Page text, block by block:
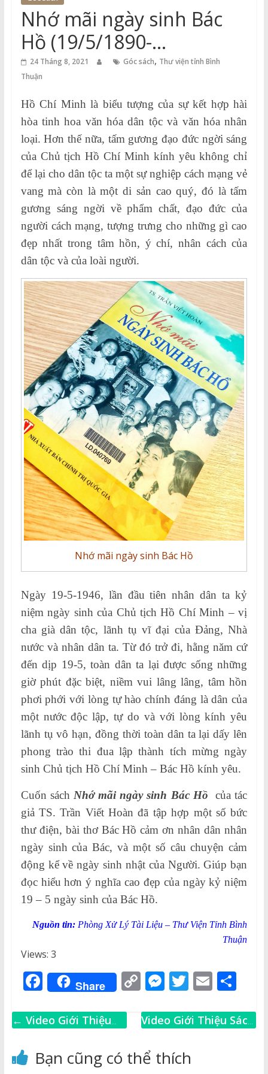
Thuận
Cổng
Vào
Tri
Thức
Nhớ mãi ngày sinh Bác
Hồ (19/5/1890-
19/5/2020)
24 Tháng 8, 2021 Góc sách, Thư viện tỉnh Bình
Thuận
Hồ Chí Minh là biểu tượng của sự kết hợp hài
hòa tinh hoa văn hóa dân tộc và văn hóa nhân
loại. Hơn thế nữa, tấm gương đạo đức ngời sáng
của Chủ tịch Hồ Chí Minh kính yêu không chỉ
để lại cho dân tộc ta một sự nghiệp cách mạng vẻ
vang mà còn là một di sản cao quý, đó là tấm
gương sáng ngời về phẩm chất, đạo đức của
người cách mạng, tượng trưng cho những gì cao
đẹp nhất trong tâm hồn, ý chí, nhân cách của
dân tộc và của loài người.
Nhớ mãi ngày sinh Bác Hồ
Ngày 19-5-1946, lần đầu tiên nhân dân ta kỷ
niệm ngày sinh của Chủ tịch Hồ Chí Minh – vị
cha già dân tộc, lãnh tụ vĩ đại của Đảng, Nhà
nước và nhân dân ta. Từ đó trở đi, hằng năm cứ
đến dịp 19-5, toàn dân ta lại được sống những
giờ phút đặc biệt, niềm vui lâng lâng, tâm hồn
phơi phới với lòng tự hào chính đáng là dân của
một nước độc lập, tự do và với lòng kính yêu
lãnh tụ vô hạn, đồng thời toàn dân ta lại dấy lên
phong trào thi đua lập thành tích mừng ngày
sinh Chủ tịch Hồ Chí Minh – Bác Hồ kính yêu.
Cuốn sách Nhớ mãi ngày sinh Bác Hồ
của tác
giả TS. Trần Viết Hoàn đã tập hợp một số bức
thư điện, bài thơ Bác Hồ cảm ơn nhân dân nhân
ngày sinh của Bác, và một số câu chuyện cảm
động kể về ngày sinh nhật của Người. Giúp bạn
đọc hiểu hơn ý nghĩa cao đẹp của ngày kỷ niệm
19 – 5 ngày sinh của Bác Hồ.
Nguồn tin: Phòng Xử Lý Tài Liệu – Thư Viện Tỉnh Bình
Thuận
Views: 3
F
a
c
b
Share C
p
Li
M
ss
n
T
it
r
E
ai
S
ar
← Video Giới Thiệu
xuất nông thủy sản
theo mô hình phân
Video Giới Thiệu Sách
tác phẩm văn học
Bạn cũng có thể thích